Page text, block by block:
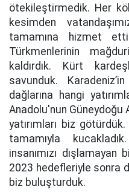
ötekileştirmedik. Her
kesimden
tamamına hizmet
Türkmenlerinin
kaldırdık. Kürt
savunduk.
dağlarına hangi
Anadolu'nun Güneydoğu
yatırımları biz
tamamıyla
insanımızı
2023 hedefleriyle sonra
biz buluşturduk.